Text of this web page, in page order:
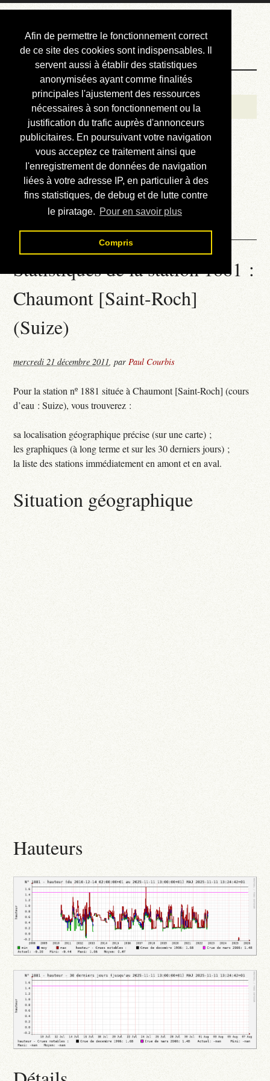
Afin de permettre le fonctionnement correct
de ce site des cookies sont indispensables. Il
servent aussi à établir des statistiques
anonymisées ayant comme finalités
principales l'ajustement des ressources
nécessaires à son fonctionnement ou la
justification du trafic auprès d'annonceurs
publicitaires. En poursuivant votre navigation
vous acceptez ce traitement ainsi que
l'enregistrement de données de navigation
liées à votre adresse IP, en particulier à des
fins statistiques, de debug et de lutte contre
le piratage. Pour en savoir plus
Compris
Courbis, « LE »
Blog Officiel
Bienvenue
Réalisations
Divers (et d’été)
Annonces
Liens externes
Téléchargement
Contact
Statistiques de la station 1881 :
Chaumont [Saint-Roch]
(Suize)
mercredi 21 décembre 2011,parPaul Courbis
Pour la station nº 1881 située à Chaumont [Saint-Roch] (cours
d’eau : Suize), vous trouverez :
sa localisation géographique précise (sur une carte) ;
les graphiques (à long terme et sur les 30 derniers jours) ;
la liste des stations immédiatement en amont et en aval.
Situation géographique
Hauteurs